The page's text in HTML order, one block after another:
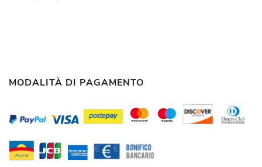
MODALITÀ DI PAGAMENTO